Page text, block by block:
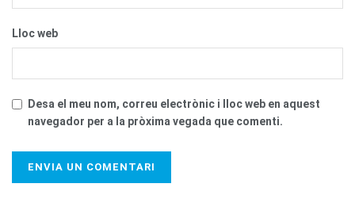
Lloc web
Desa el meu nom, correu electrònic i lloc web en aquest
navegador per a la pròxima vegada que comenti.